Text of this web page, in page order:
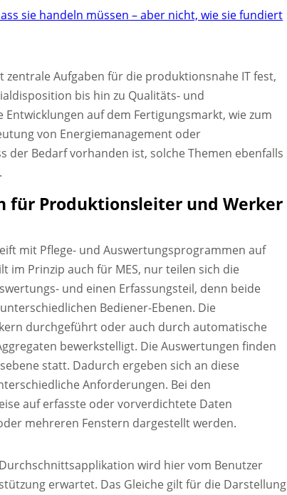
sie handeln müssen – aber nicht, wie sie fundiert
zentrale Aufgaben für die produktionsnahe IT fest,
bis hin zu Qualitäts- und
auf dem Fertigungsmarkt, wie zum
von Energiemanagement oder
der Bedarf vorhanden ist, solche Themen ebenfalls
für Produktionsleiter und Werker
mit Pflege- und Auswertungsprogrammen auf
im Prinzip auch für MES, nur teilen sich die
und einen Erfassungsteil, denn beide
Bediener-Ebenen. Die
durchgeführt oder auch durch automatische
bewerkstelligt. Die Auswertungen finden
statt. Dadurch ergeben sich an diese
Anforderungen. Bei den
auf erfasste oder vorverdichtete Daten
mehreren Fenstern dargestellt werden.
wird hier vom Benutzer
erwartet. Das Gleiche gilt für die Darstellung